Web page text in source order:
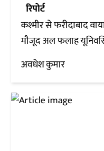
रिपोर्ट
कश्मीर से फरीदाबाद
मौजूद अल फलाह
अवधेश कुमार